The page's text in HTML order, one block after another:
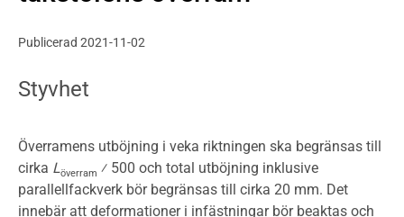
Publicerad 2021-11-02
Styvhet
Överramens utböjning i veka riktningen ska begränsas till
cirka Löverram ⁄ 500 och total utböjning inklusive
parallellfackverk bör begränsas till cirka 20 mm. Det
innebär att deformationer i infästningar bör beaktas och